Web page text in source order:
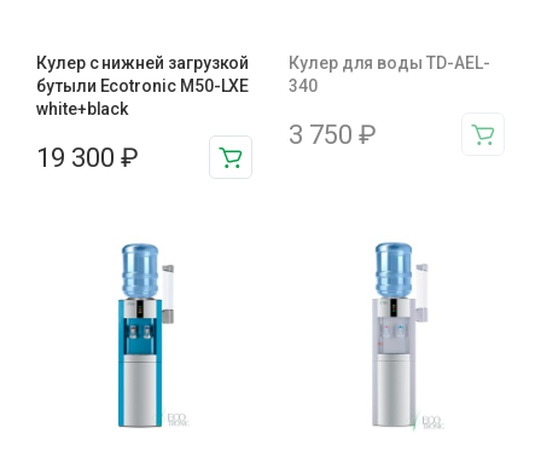
Кулер с нижней загрузкой
бутыли Ecotronic M50-LXE
white+black
19 300 ₽
Кулер для воды TD-AEL-
340
3 750 ₽